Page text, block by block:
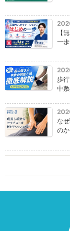
【
一
歩
中
な
のか